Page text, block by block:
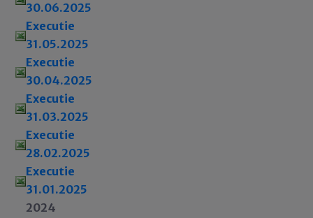
30.06.2025
Executie
31.05.2025
Executie
30.04.2025
Executie
31.03.2025
Executie
28.02.2025
Executie
31.01.2025
2024